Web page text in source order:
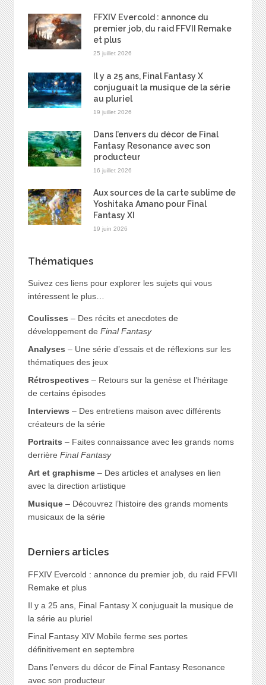
FFXIV Evercold : annonce du
premier job, du raid FFVII Remake
et plus
25 juillet 2026
Il y a 25 ans, Final Fantasy X
conjuguait la musique de la série
au pluriel
19 juillet 2026
Dans l’envers du décor de Final
Fantasy Resonance avec son
producteur
16 juillet 2026
Aux sources de la carte sublime de
Yoshitaka Amano pour Final
Fantasy XI
19 juin 2026
Thématiques
Suivez ces liens pour explorer les sujets qui vous
intéressent le plus…
Coulisses – Des récits et anecdotes de
développement de Final Fantasy
Analyses – Une série d’essais et de réflexions sur les
thématiques des jeux
Rétrospectives – Retours sur la genèse et l’héritage
de certains épisodes
Interviews – Des entretiens maison avec différents
créateurs de la série
Portraits – Faites connaissance avec les grands noms
derrière Final Fantasy
Art et graphisme– Des articles et analyses en lien
avec la direction artistique
Musique– Découvrez l’histoire des grands moments
musicaux de la série
Derniers articles
FFXIV Evercold : annonce du premier job, du raid FFVII
Remake et plus
Il y a 25 ans, Final Fantasy X conjuguait la musique de
la série au pluriel
Final Fantasy XIV Mobile ferme ses portes
définitivement en septembre
Dans l’envers du décor de Final Fantasy Resonance
avec son producteur